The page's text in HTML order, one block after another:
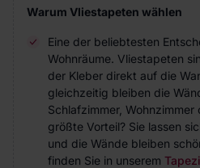
Warum Vliestapeten wählen
Eine der beliebtesten
Wohnräume. Vliestapeten
der Kleber direkt auf die
gleichzeitig bleiben die
Schlafzimmer,
größte Vorteil? Sie lassen
und die Wände bleiben
finden Sie in unserem